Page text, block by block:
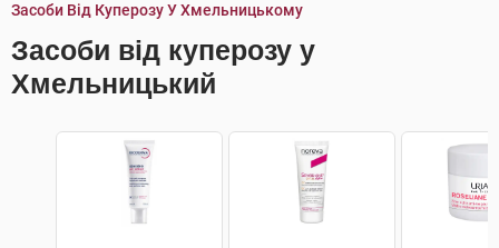
Засоби Від Куперозу У Хмельницькому
Засоби від куперозу у
Хмельницький